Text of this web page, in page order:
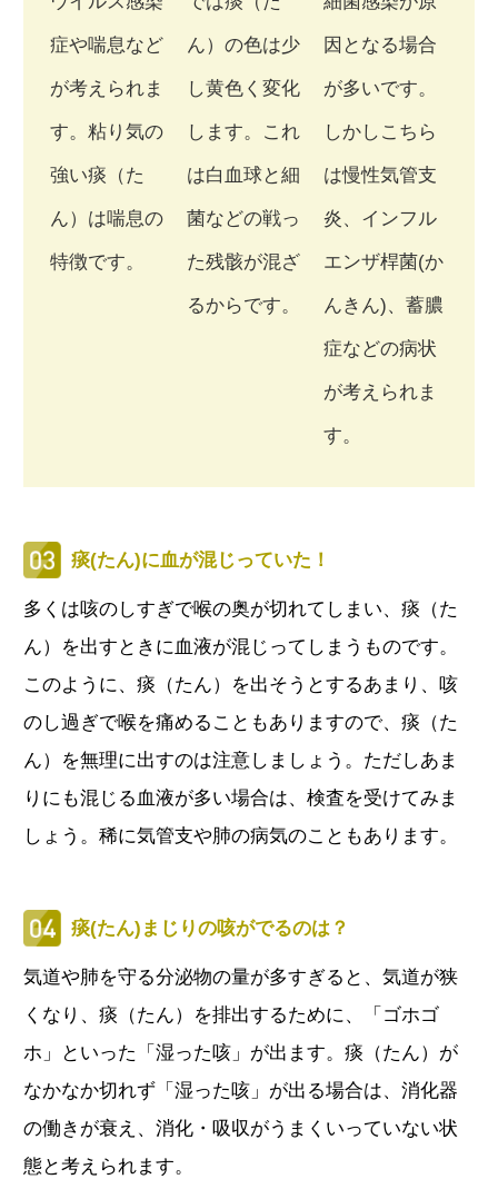
症や喘息など
が考えられま
す。粘り気の
強い痰（た
ん）は喘息の
特徴です。
ん）の色は少
し黄色く変化
します。これ
は白血球と細
菌などの戦っ
た残骸が混ざ
るからです。
因となる場合
が多いです。
しかしこちら
は慢性気管支
炎、インフル
エンザ桿菌(か
んきん)、蓄膿
症などの病状
が考えられま
す。
痰(たん)に血が混じっていた！
多くは咳のしすぎで喉の奥が切れてしまい、痰（た
ん）を出すときに血液が混じってしまうものです。
このように、痰（たん）を出そうとするあまり、咳
のし過ぎで喉を痛めることもありますので、痰（た
ん）を無理に出すのは注意しましょう。ただしあま
りにも混じる血液が多い場合は、検査を受けてみま
しょう。稀に気管支や肺の病気のこともあります。
痰(たん)まじりの咳がでるのは？
気道や肺を守る分泌物の量が多すぎると、気道が狭
くなり、痰（たん）を排出するために、「ゴホゴ
ホ」といった「湿った咳」が出ます。痰（たん）が
なかなか切れず「湿った咳」が出る場合は、消化器
の働きが衰え、消化・吸収がうまくいっていない状
態と考えられます。